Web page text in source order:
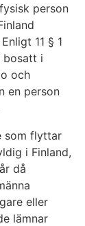
person
11 § 1
bosatt i
och
en person
som flyttar
i Finland,
då
eller
lämnar